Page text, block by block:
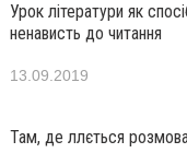
Урок літератури як
ненависть до читання
13.09.2019
Там, де ллється